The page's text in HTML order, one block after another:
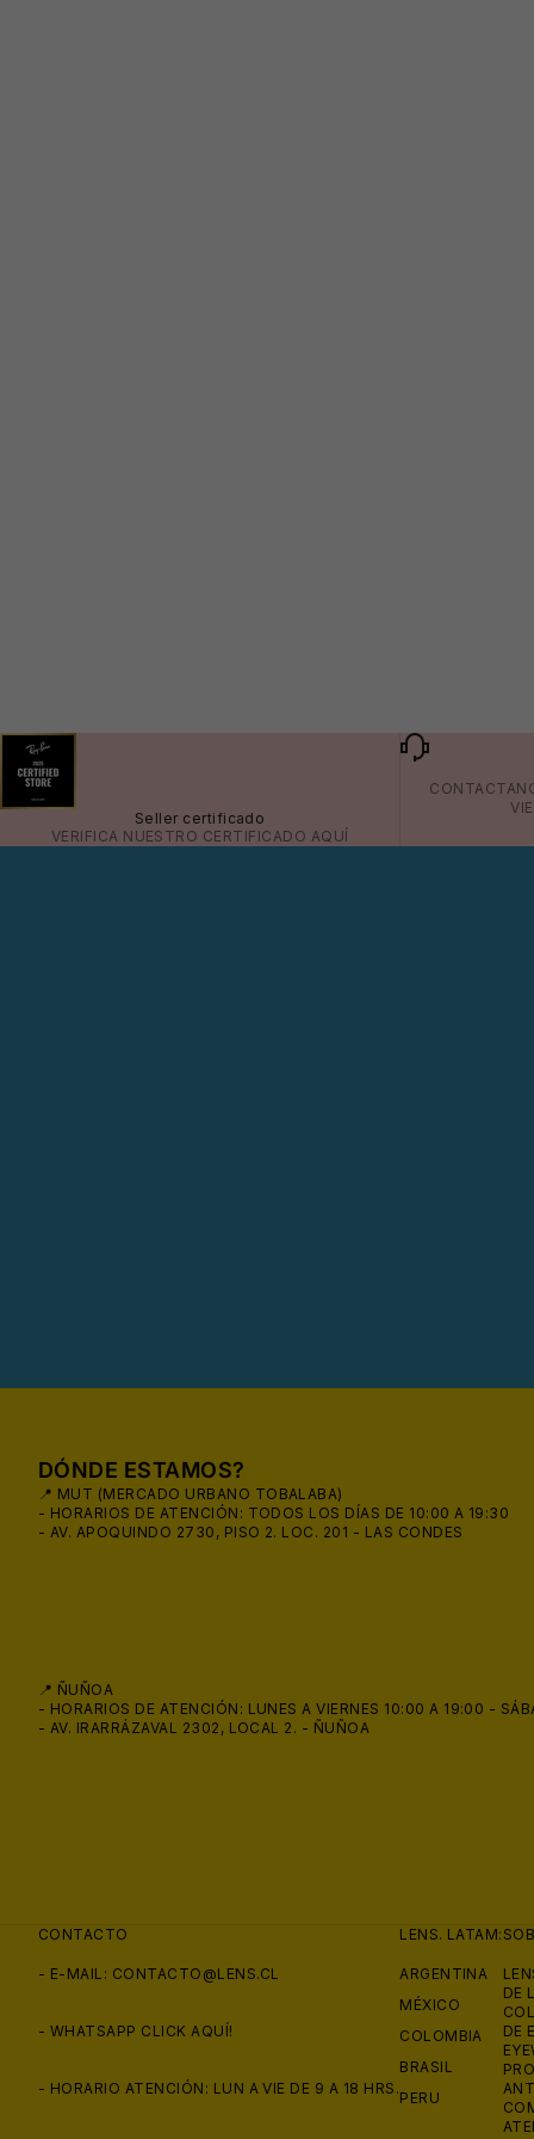
Seller certificado
VERIFICA NUESTRO CERTIFICADO AQUÍ
DÓNDE ESTAMOS?
📍 MUT (MERCADO URBANO TOBALABA)
- HORARIOS DE ATENCIÓN: TODOS LOS DÍAS DE 10:00 A 19:30
- AV. APOQUINDO 2730, PISO 2. LOC. 201 - LAS CONDES
📍 ÑUÑOA
- HORARIOS DE ATENCIÓN: LUNES A VIERNES 10:00 A 19:00 -
- AV. IRARRÁZAVAL 2302, LOCAL 2. - ÑUÑOA
CONTACTO
- E-MAIL: CONTACTO@LENS.CL
- WHATSAPP CLICK AQUÍ!
- HORARIO ATENCIÓN: LUN A VIE DE 9 A 18 HRS.
LENS. LATAM:
ARGENTINA
MÉXICO
COLOMBIA
BRASIL
PERU
DE
DE